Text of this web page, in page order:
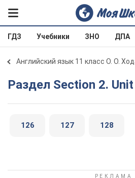
ГДЗ Учебники ЗНО ДПА
Английский язык 11 класс О. О.
Раздел Section 2.
126 127 128